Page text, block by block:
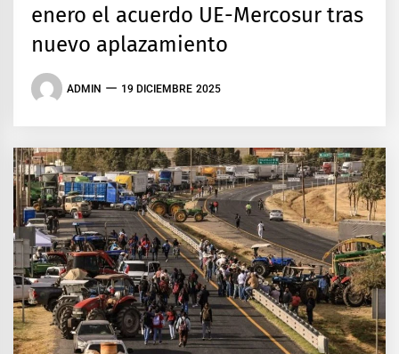
enero el acuerdo UE-Mercosur tras
nuevo aplazamiento
ADMIN 19 DICIEMBRE 2025